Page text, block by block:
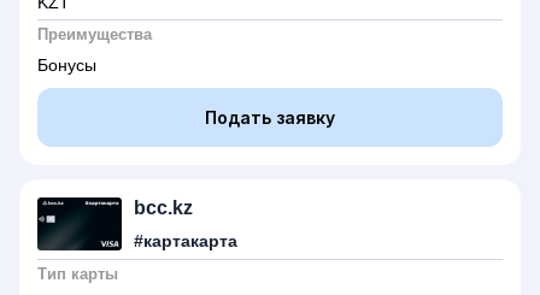
Преимущества
Бонусы
Подать заявку
bcc.kz
#картакарта
Тип карты